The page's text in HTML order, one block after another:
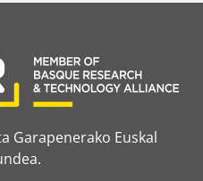
Garapenerako Euskal